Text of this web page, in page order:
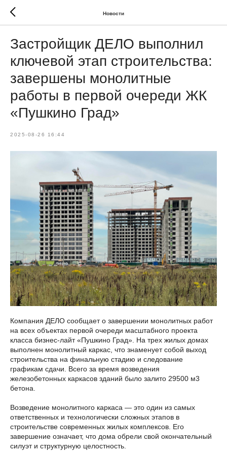
Новости
Застройщик ДЕЛО выполнил
ключевой этап строительства:
завершены монолитные
работы в первой очереди ЖК
«Пушкино Град»
2025-08-26 16:44
Компания ДЕЛО сообщает о завершении монолитных работ
на всех объектах первой очереди масштабного проекта
класса бизнес-лайт «Пушкино Град». На трех жилых домах
выполнен монолитный каркас, что знаменует собой выход
строительства на финальную стадию и следование
графикам сдачи. Всего за время возведения
железобетонных каркасов зданий было залито 29500 м3
бетона.
Возведение монолитного каркаса — это один из самых
ответственных и технологически сложных этапов в
строительстве современных жилых комплексов. Его
завершение означает, что дома обрели свой окончательный
силуэт и структурную целостность.